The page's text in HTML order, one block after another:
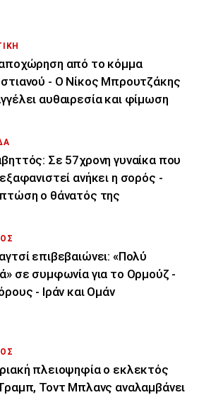
από το κόμμα
- Ο Νίκος Μπρουτζάκης
αυθαιρεσία και φίμωση
Σε 57χρονη γυναίκα που
ανήκει η σορός -
ο θάνατός της
επιβεβαιώνει: «Πολύ
σε συμφωνία για το Ορμούζ -
- Ιράν και Ομάν
πλειοψηφία ο εκλεκτός
Τοντ Μπλανς αναλαμβάνει